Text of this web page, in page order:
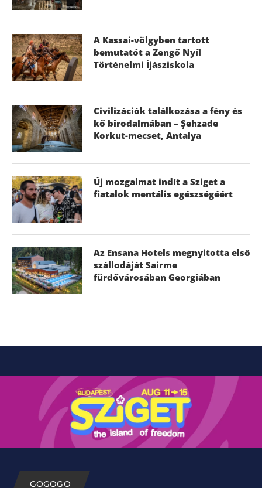
A Kassai-völgyben tartott
bemutatót a Zengő Nyíl
Történelmi Íjásziskola
Civilizációk találkozása a fény és
kő birodalmában – Şehzade
Korkut-mecset, Antalya
Új mozgalmat indít a Sziget a
fiatalok mentális egészségéért
Az Ensana Hotels megnyitotta első
szállodáját Sairme
fürdővárosában Georgiában
GOGOGO